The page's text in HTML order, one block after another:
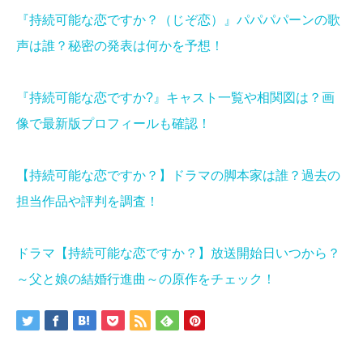
『持続可能な恋ですか？（じぞ恋）』パパパパーンの歌
声は誰？秘密の発表は何かを予想！
『持続可能な恋ですか?』キャスト一覧や相関図は？画
像で最新版プロフィールも確認！
【持続可能な恋ですか？】ドラマの脚本家は誰？過去の
担当作品や評判を調査！
ドラマ【持続可能な恋ですか？】放送開始日いつから？
～父と娘の結婚行進曲～の原作をチェック！